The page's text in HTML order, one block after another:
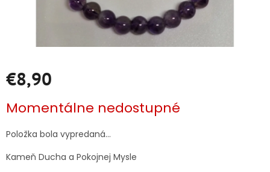
€8,90
cena:
Momentálne nedostupné
Položka bola vypredaná…
Kameň Ducha a Pokojnej Mysle